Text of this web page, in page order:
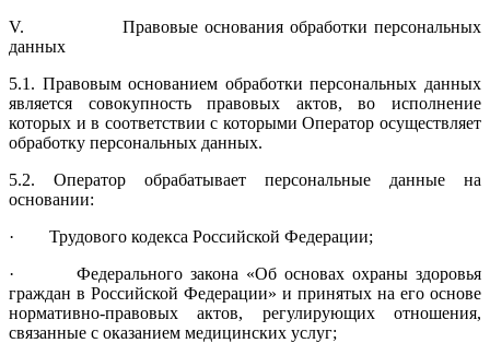
V. Правовые основания обработки персональных
данных
5.1. Правовым основанием обработки персональных данных
является со­вокупность правовых актов, во исполнение
которых и в соответствии с которыми Оператор осуществляет
обработку персональных данных.
5.2. Оператор обрабатывает персональные данные на
основании:
· Трудового кодекса Российской Федерации;
· Федерального закона «Об основах охраны здоровья
граждан в Россий­ской Федерации» и принятых на его основе
нормативно-правовых актов, регулирующих отношения,
связанные с оказанием медицинских услуг;